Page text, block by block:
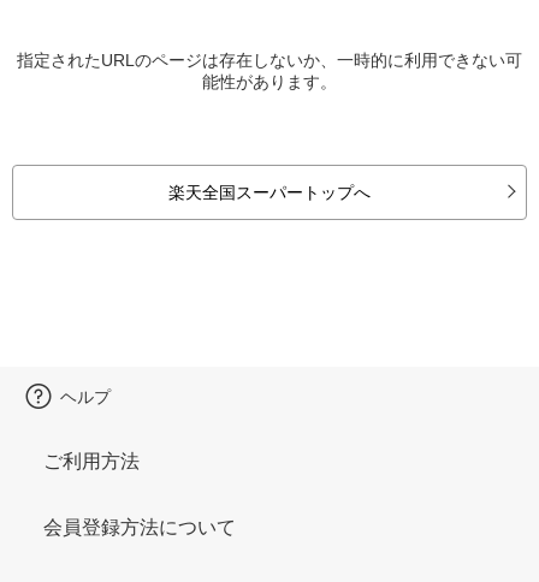
指定されたURLのページは存在しないか、一時的に利用できない可
能性があります。
楽天全国スーパートップへ
ヘルプ
ご利用方法
会員登録方法について